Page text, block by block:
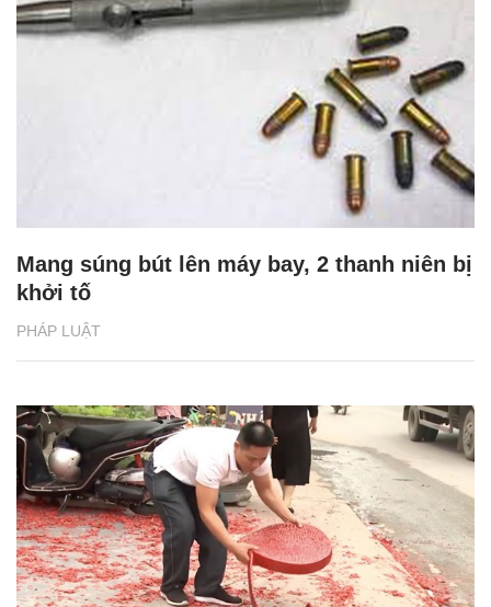
PHÁP LUẬT
Mang súng bút lên máy bay, 2 thanh niên bị
khởi tố